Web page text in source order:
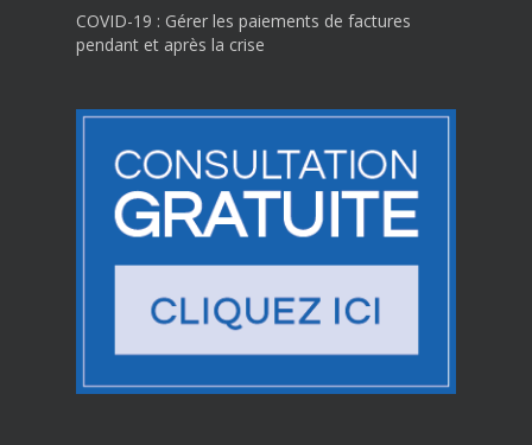
COVID-19 : Gérer les paiements de factures
pendant et après la crise